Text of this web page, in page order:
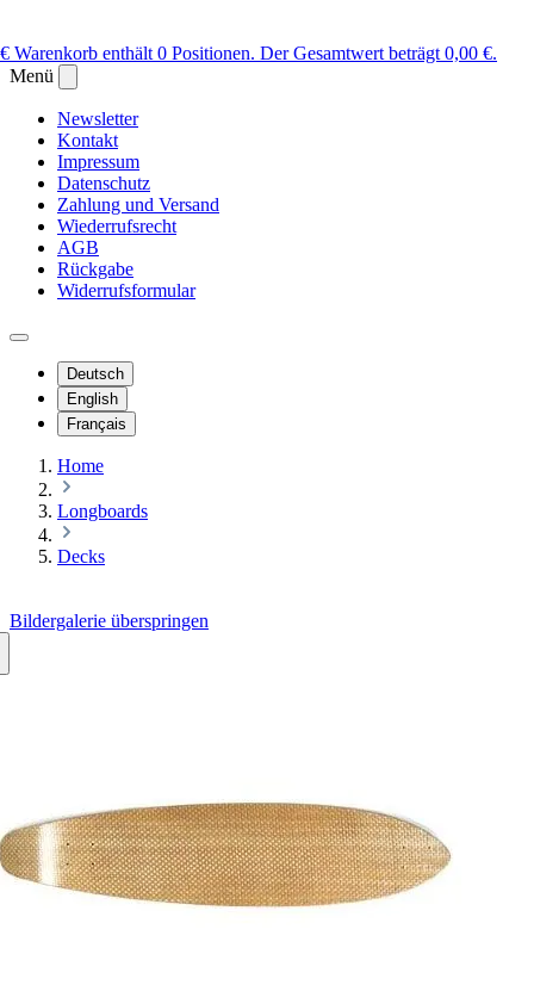
Warenkorb enthält 0 Positionen. Der Gesamtwert beträgt 0,00 €.
Menü
Newsletter
Kontakt
Impressum
Datenschutz
Zahlung und Versand
Wiederrufsrecht
AGB
Rückgabe
Widerrufsformular
Deutsch
English
Français
Home
Longboards
Decks
Bildergalerie überspringen